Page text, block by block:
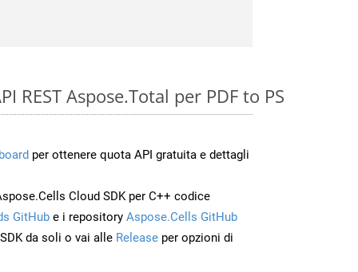
REST Aspose.Total per PDF to PS
per ottenere quota API gratuita e dettagli
Cloud SDK per C++ codice
GitHub e i repository Aspose.Cells GitHub
da soli o vai alle Release per opzioni di